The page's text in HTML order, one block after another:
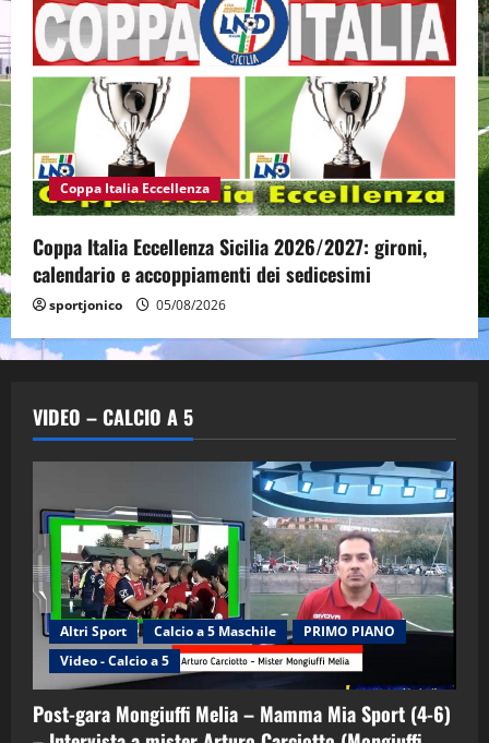
Coppa Italia Eccellenza
Coppa Italia Eccellenza Sicilia 2026/2027: gironi,
calendario e accoppiamenti dei sedicesimi
sportjonico 05/08/2026
VIDEO – CALCIO A 5
Altri Sport Calcio a 5 Maschile
PRIMO PIANO
Video - Calcio a 5
Post-gara Mongiuffi Melia – Mamma Mia Sport (4-6)